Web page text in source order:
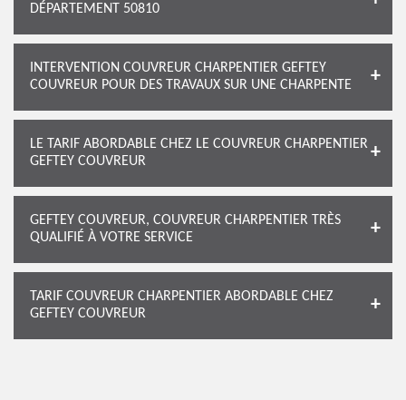
DÉPARTEMENT 50810
INTERVENTION COUVREUR CHARPENTIER GEFTEY
COUVREUR POUR DES TRAVAUX SUR UNE CHARPENTE
LE TARIF ABORDABLE CHEZ LE COUVREUR CHARPENTIER
GEFTEY COUVREUR
GEFTEY COUVREUR, COUVREUR CHARPENTIER TRÈS
QUALIFIÉ À VOTRE SERVICE
TARIF COUVREUR CHARPENTIER ABORDABLE CHEZ
GEFTEY COUVREUR